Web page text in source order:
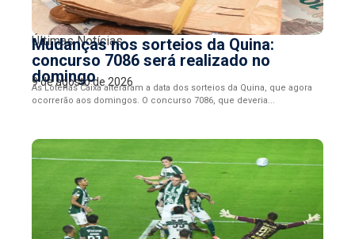
Últimas Notícias
Mudanças nos sorteios da Quina:
concurso 7086 será realizado no
domingo
9 de agosto de 2026
As Loterias Caixa alteraram a data dos sorteios da Quina, que agora
ocorrerão aos domingos. O concurso 7086, que deveria...